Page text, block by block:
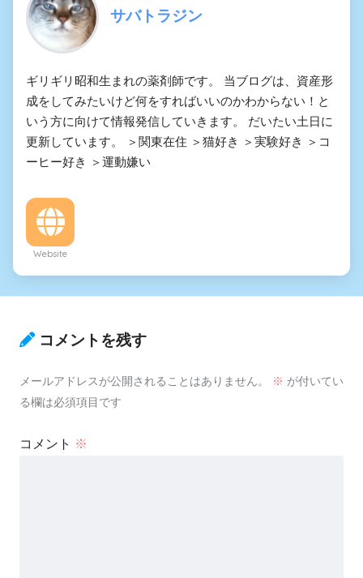
サバトラジン
ギリギリ昭和生まれの薬剤師です。 当ブログは、資産形
成をしてみたいけど何をすればいいのかわからない！と
いう方に向けて情報発信していきます。 だいたい土日に
更新しています。 ＞関東在住 ＞猫好き ＞実験好き ＞コ
ーヒー好き ＞運動嫌い
Website
コメントを残す
メールアドレスが公開されることはありません。 ※ が付いてい
る欄は必須項目です
コメント ※